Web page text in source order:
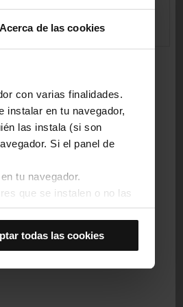
Acerca de las cookies
con varias finalidades.
instalar en tu navegador,
las instala (si son
Si el panel de
tu navegador.
que se instalen o no las
cookies de
las aceptas, no puedes
todas las cookies